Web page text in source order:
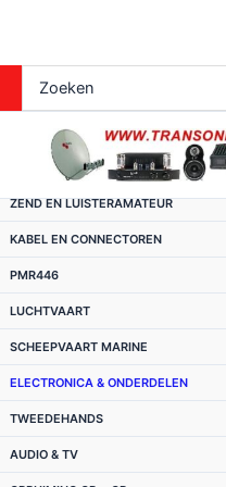
de
inhoud
naar:
ZEND EN LUISTERAMATEUR
KABEL EN CONNECTOREN
PMR446
LUCHTVAART
SCHEEPVAART MARINE
ELECTRONICA & ONDERDELEN
TWEEDEHANDS
AUDIO & TV